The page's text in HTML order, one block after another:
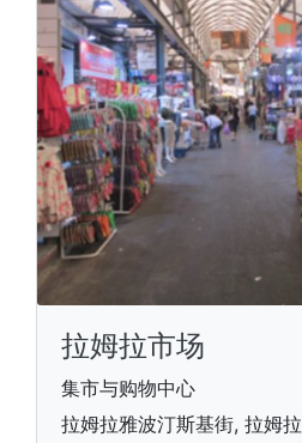
拉姆拉市场
集市与购物中心
拉姆拉雅波汀斯基街, 拉姆拉